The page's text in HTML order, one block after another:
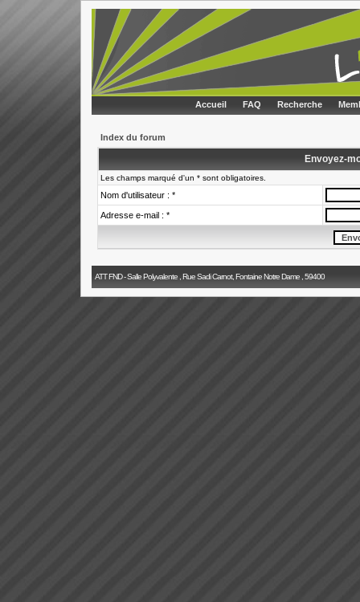
Accueil FAQ Recherche
Index du forum
Envoyez-
Les champs marqué d'un * sont obligatoires.
Nom d'utilisateur : *
Adresse e-mail : *
ATT FND - Salle Polyvalente , Rue Sadi Carnot, Fontaine Notre Dame , 59400